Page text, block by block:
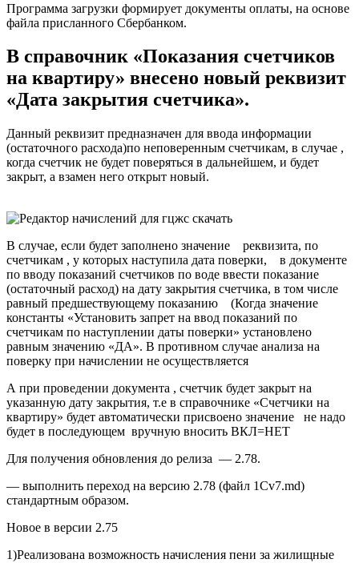
Программа загрузки формирует документы оплаты, на основе
файла присланного Сбербанком.
В справочник «Показания счетчиков
на квартиру» внесено новый реквизит
«Дата закрытия счетчика».
Данный реквизит предназначен для ввода информации
(остаточного расхода)по неповеренным счетчикам, в случае ,
когда счетчик не будет поверяться в дальнейшем, и будет
закрыт, а взамен него открыт новый.
В случае, если будет заполнено значение реквизита, по
счетчикам , у которых наступила дата поверки, в документе
по вводу показаний счетчиков по воде ввести показание
(остаточный расход) на дату закрытия счетчика, в том числе
равный предшествующему показанию (Когда значение
константы «Установить запрет на ввод показаний по
счетчикам по наступлении даты поверки» установлено
равным значению «ДА». В противном случае анализа на
поверку при начислении не осуществляется
А при проведении документа , счетчик будет закрыт на
указанную дату закрытия, т.е в справочнике «Счетчики на
квартиру» будет автоматически присвоено значение не надо
будет в последующем вручную вносить ВКЛ=НЕТ
Для получения обновления до релиза — 2.78.
— выполнить переход на версию 2.78 (файл 1Cv7.md)
стандартным образом.
Новое в версии 2.75
1)Реализована возможность начисления пени за жилищные